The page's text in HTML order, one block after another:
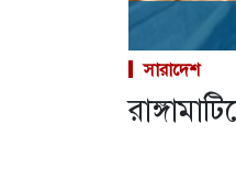
সারাদেশ